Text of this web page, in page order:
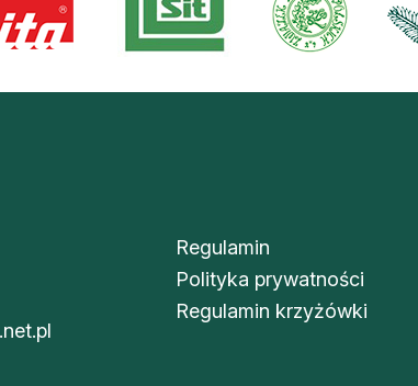
Regulamin
Polityka prywatności
Regulamin krzyżówki